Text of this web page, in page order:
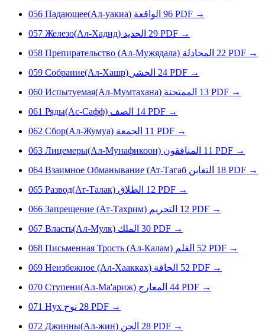
056 Падающее(Ал-уакиа) الواقعة 96 PDF →
057 Железо(Ал-Хадид) الحديد 29 PDF →
058 Препирательство (Ал-Мужядала) المجادلة 22 PDF →
059 Собрание(Ал-Хашр) الحشر 24 PDF →
060 Испытуемая(Ал-Мумтахана) الممتحنة 13 PDF →
061 Ряды(Ас-Сафф) الصف 14 PDF →
062 Сбор(Ал-Жумуа) الجمعة 11 PDF →
063 Лицемеры(Ал-Мунафикоон) المنافقون 11 PDF →
064 Взаимное Обманывание (Ат-Тагаб التغابن 18 PDF →
065 Развод(Ат-Талак) الطلاق 12 PDF →
066 Запрещение (Ат-Тахрим) التحريم 12 PDF →
067 Власть(Ал-Мулк) الملك 30 PDF →
068 Письменная Трость (Ал-Калам) القلم 52 PDF →
069 Неизбежное (Ал-Хаакках) الحاقة 52 PDF →
070 Ступени(Ал-Ма'ариж) المعارج 44 PDF →
071 Нуx نوح 28 PDF →
072 Джинны(Ал-жин) الجن 28 PDF →